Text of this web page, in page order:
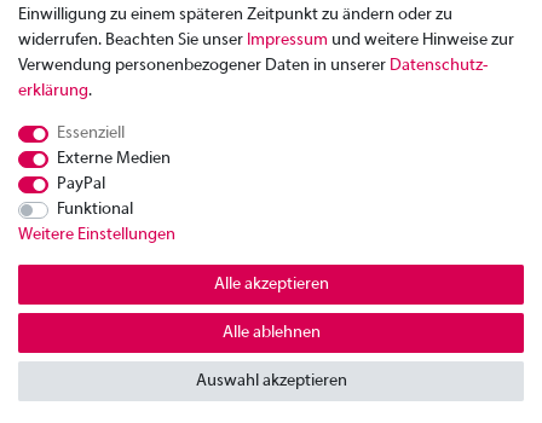
Zahlung
Rücksendung
Datenschutzerklärung
AGB
Widerrufsrecht
Einwilligung zu einem späteren Zeitpunkt zu ändern oder zu
widerrufen. Beachten Sie unser Impressum und weitere Hinweise zur
Verwendung personenbezogener Daten in unserer Daten­schutz­
erklärung.
Essenziell
Externe Medien
PayPal
Funktional
Weitere Einstellungen
Alle akzeptieren
Alle ablehnen
Auswahl akzeptieren